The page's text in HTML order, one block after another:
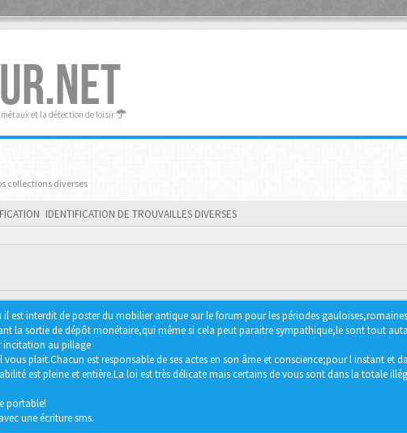
et la détection de loisir
collections diverses
IDENTIFICATION DE TROUVAILLES DIVERSES
il est interdit de poster du mobilier antique sur le forum pour les périodes
la sortie de dépôt monétaire,qui même si cela peut paraitre sympathique,le sont tout
incitation au pillage
plait.Chacun est responsable de ses actes en son âme et conscience;pour l instant
est pleine et entière.La loi est très délicate mais certains de vous sont dans la totale
portable!
une écriture sms.